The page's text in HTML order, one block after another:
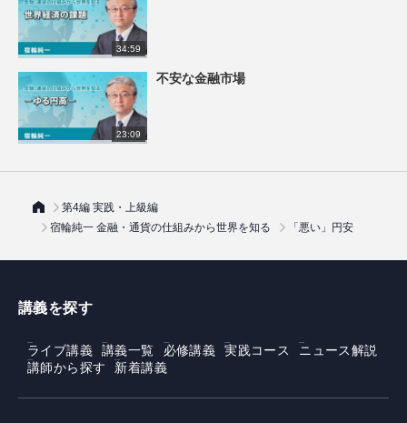
34:59
23:09
不安な金融市場
第4編 実践・上級編
宿輪純一 金融・通貨の仕組みから世界を知る
「悪い」円安
講義を探す
ライブ講義 講義一覧 必修講義 実践コース
ニュース解説
講師から探す
新着講義